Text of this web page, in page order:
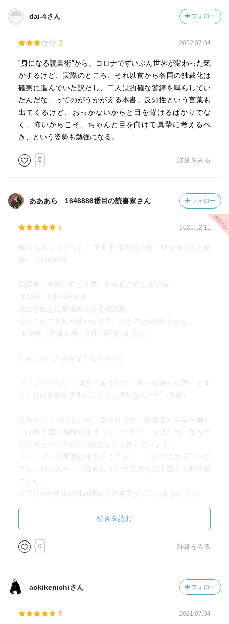
dai-4さん フォロー
3 2022.07.04
”身になる読書術”から。コロナでずいぶん世界が変わった気
がするけど、実際のところ、それ以前から各国の独裁化は
確実に進んでいた訳だし、二人は的確な警鐘を鳴らしてい
たんだな、ってのがうかがえる本書。反知性という言葉も
出てくるけど、おっかないからと目を背けるばかりでな
く、怖いからこそ、ちゃんと目を向けて真摯に考えるべ
き、という姿勢も勉強になる。
0 詳細をみる
あああら 1646886番目の読書家さん フォロー
5 2021.12.11
知らなきゃよかった 予測不能時代の新・情報術 (文春新
書) 2018/8/20
自国第一主義に陥る世界。独裁化の進む政治家。
2018年11月13日記述
池上彰氏と佐藤優氏による対談集。
もうこれで文藝春秋から出ているものは4作品目かな。
2018年（平成30年）8月20日第1刷発行。
印象に残った点を紹介してみると
カジノがどういう場所であるのか、私の経験から言います
とこれは賄賂を渡すのにとても便利なんです（佐藤）
土木というのは主に地下室作りです。独裁者が悪事を働く
のは地下室と相場が決まっていますが、快適な地下室を作
る技術というのが北朝鮮はすごく進んでいます。
ミャンマーの軍事政権もそうですし、リビアのカダフィが
ゴルフ用のカートで移動していた広大な地下室も北朝鮮製
でした。
アフリカや中東の独裁国家での需要がすごくあるんです。
イスラエルから兵器を買うことに対して、一部の有識者が
「イスラエルとの軍事協力反対」と叫んでいます。
イスラエルの兵器は、アメリカと違ってブラックボックス
を作らない。
なんです。
続きを読む
0 詳細をみる
aokikenichiさん フォロー
5 2021.07.04